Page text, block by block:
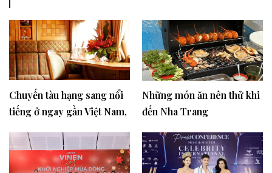
Chuyến tàu hạng sang nổi
tiếng ở ngay gần Việt Nam,
Những món ăn nên thử khi
đến Nha Trang